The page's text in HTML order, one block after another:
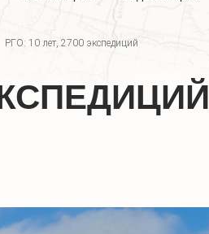
РГО: 10 лет, 2700 экспедиций